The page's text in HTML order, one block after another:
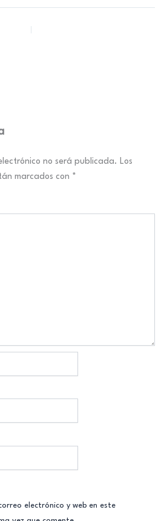
no será publicada. Los
marcados con *
electrónico y web en este